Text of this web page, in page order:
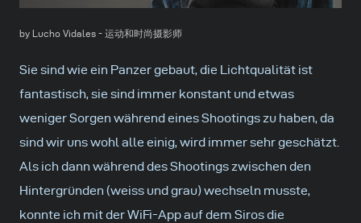
by Lucho Vidales - 运动和时尚摄影师
Sie sind wie ein Panzer gebaut, die Lichtqualität ist
fantastisch, sie sind immer konstant und etwas
weniger Sorgen während eines Shootings zu haben, da
sind wir uns wohl alle einig, wird immer sehr geschätzt.
Als ich dann während des Shootings zwischen den
Hintergründen (weiss und grau) wechseln musste,
konnte ich mit der WiFi-App auf dem Siros die